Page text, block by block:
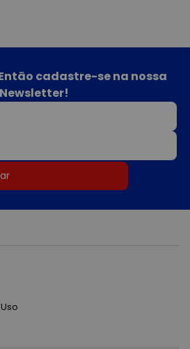
cadastre-se na nossa
Newsletter!